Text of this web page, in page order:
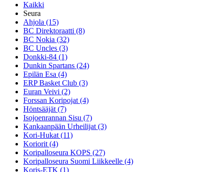
Kaikki
Seura
Ahjola (15)
BC Direktoraatti (8)
BC Nokia (32)
BC Uncles (3)
Donkki-84 (1)
Dunkin Spartans (24)
Epilän Esa (4)
ERP Basket Club (3)
Euran Veivi (2)
Forssan Koripojat (4)
Höntsääjät (7)
Isojoenrannan Sisu (7)
Kankaanpään Urheilijat (3)
Kori-Hukat (11)
Koriorit (4)
Koripalloseura KOPS (27)
Koripalloseura Suomi Liikkeelle (4)
Koris-ETK (1)